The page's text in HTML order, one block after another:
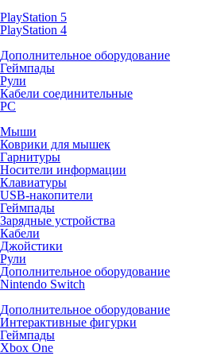
PlayStation 5
PlayStation 4
Дополнительное оборудование
Геймпады
Рули
Кабели соединительные
PC
Мыши
Коврики для мышек
Гарнитуры
Носители информации
Клавиатуры
USB-накопители
Геймпады
Зарядные устройства
Кабели
Джойстики
Рули
Дополнительное оборудование
Nintendo Switch
Дополнительное оборудование
Интерактивные фигурки
Геймпады
Xbox One